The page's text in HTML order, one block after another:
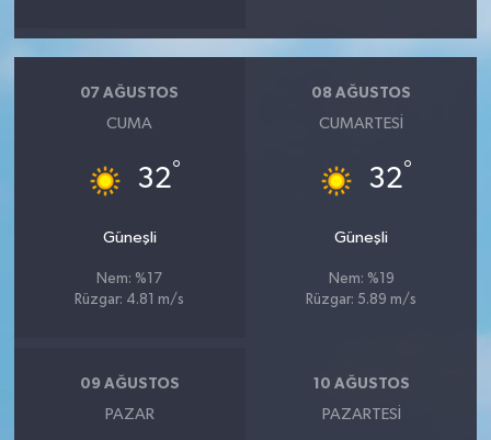
07 AĞUSTOS
CUMA
32°
Güneşli
Nem: %17
Rüzgar: 4.81 m/s
08 AĞUSTOS
CUMARTESI
32°
Güneşli
Nem: %19
Rüzgar: 5.89 m/s
09 AĞUSTOS
PAZAR
10 AĞUSTOS
PAZARTESI